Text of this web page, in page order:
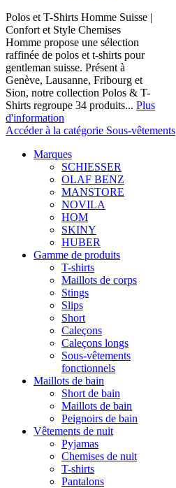
Polos et T-Shirts Homme Suisse |
Confort et Style Chemises
Homme propose une sélection
raffinée de polos et t-shirts pour
gentleman suisse. Présent à
Genève, Lausanne, Fribourg et
Sion, notre collection Polos & T-
Shirts regroupe 34 produits... Plus
d'information
Accéder à la catégorie Sous-vêtements
Marques
SCHIESSER
OLAF BENZ
MANSTORE
NOVILA
HOM
SKINY
HUBER
Gamme de produits
T-shirts
Maillots de corps
Stings
Slips
Short
Caleçons
Caleçons longs
Sous-vêtements
fonctionnels
Maillots de bain
Short de bain
Maillots de bain
Peignoirs de bain
Vêtements de nuit
Pyjamas
Chemises de nuit
T-shirts
Pantalons